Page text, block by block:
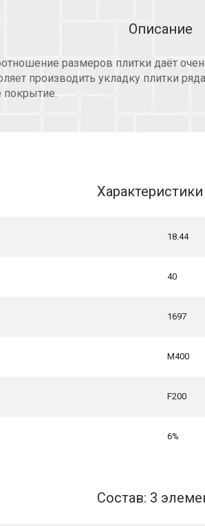
Описание
размеров плитки даёт
производить укладку плитки
покрытие.
Характеристики
18.44
40
1697
М400
F200
6%
Состав: 3